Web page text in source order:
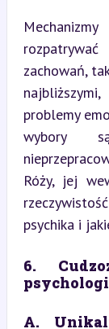
zachowań,
problemy
wybory
Róży, jej
psychika i
6.
A.